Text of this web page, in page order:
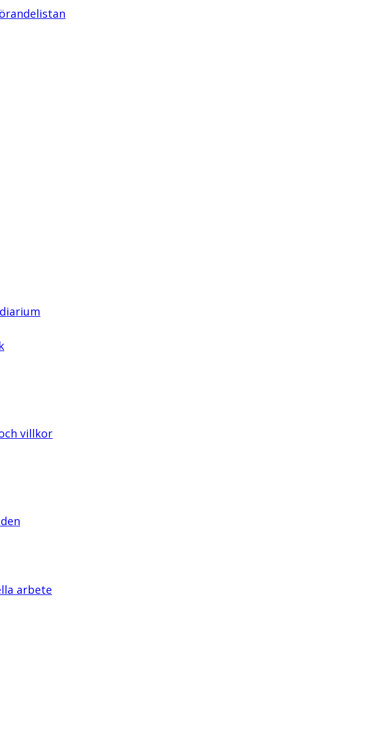
villkor
arbete